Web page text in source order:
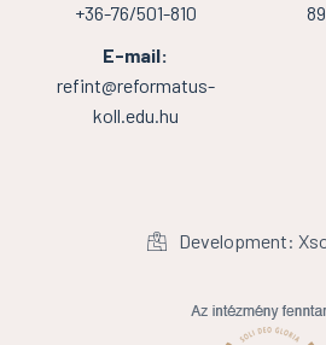
+36-76/501-810
E-mail:
refint@reformatus-
koll.edu.hu
Development: